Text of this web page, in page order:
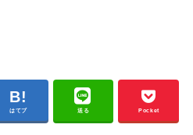
はてブ 送る Pocket